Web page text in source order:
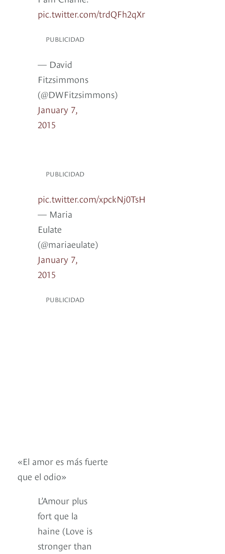
pic.twitter.com/trdQFh2qXr
PUBLICIDAD
— David
Fitzsimmons
(@DWFitzsimmons)
January 7,
2015
PUBLICIDAD
pic.twitter.com/xpckNj0TsH
— Maria
Eulate
(@mariaeulate)
January 7,
2015
PUBLICIDAD
«El amor es más fuerte
que el odio»
L’Amour plus
fort que la
haine (Love is
stronger than